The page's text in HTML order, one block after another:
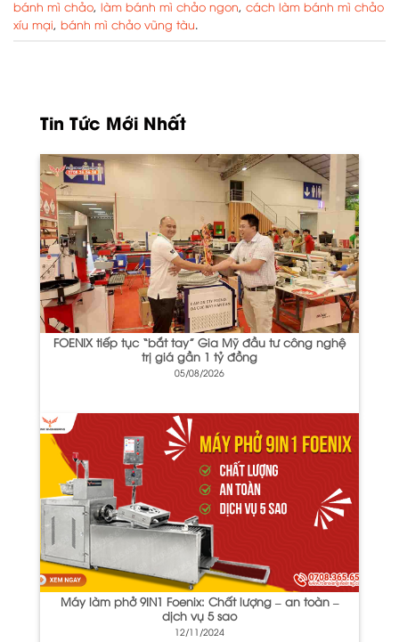
bánh mì chảo, làm bánh mì chảo ngon, cách làm bánh mì chảo
xíu mại, bánh mì chảo vũng tàu.
Tin Tức Mới Nhất
FOENIX tiếp tục “bắt tay” Gia Mỹ đầu tư công nghệ
trị giá gần 1 tỷ đồng
05/08/2026
Máy làm phở 9IN1 Foenix: Chất lượng – an toàn –
dịch vụ 5 sao
12/11/2024